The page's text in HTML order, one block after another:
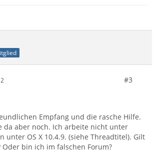
#3
Empfang und die rasche Hilfe.
da aber noch. Ich arbeite nicht unter
unter OS X 10.4.9. (siehe Threadtitel). Gilt
Oder bin ich im falschen Forum?